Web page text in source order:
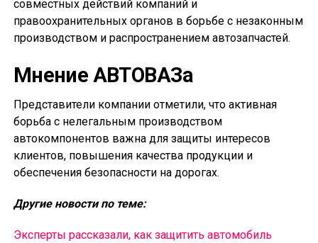
совместных действий компаний и
правоохранительных органов в борьбе с незаконным
производством и распространением автозапчастей.
Мнение АВТОВАЗа
Представители компании отметили, что активная
борьба с нелегальным производством
автокомпонентов важна для защиты интересов
клиентов, повышения качества продукции и
обеспечения безопасности на дорогах.
Другие новости по теме:
Эксперты рассказали, как защитить автомобиль